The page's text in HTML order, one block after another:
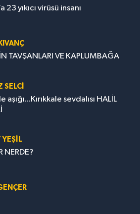
23 yıkıcı virüsü insanı
TAVŞANLARI VE KAPLUMBAĞA
SELCİ
aşığı...Kırıkkale sevdalısı HALİL
YEŞİL
NERDE?